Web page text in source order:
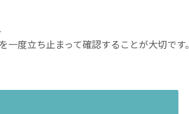
一度立ち止まって確認することが大切です。